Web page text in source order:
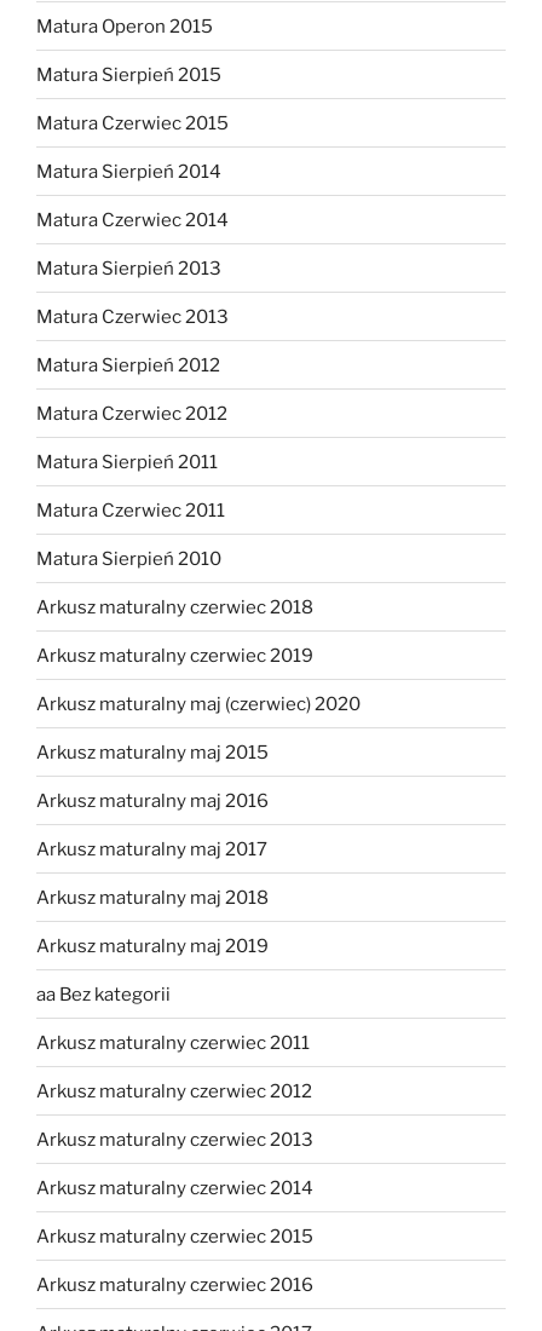
Matura Operon 2015
Matura Sierpień 2015
Matura Czerwiec 2015
Matura Sierpień 2014
Matura Czerwiec 2014
Matura Sierpień 2013
Matura Czerwiec 2013
Matura Sierpień 2012
Matura Czerwiec 2012
Matura Sierpień 2011
Matura Czerwiec 2011
Matura Sierpień 2010
Arkusz maturalny czerwiec 2018
Arkusz maturalny czerwiec 2019
Arkusz maturalny maj (czerwiec) 2020
Arkusz maturalny maj 2015
Arkusz maturalny maj 2016
Arkusz maturalny maj 2017
Arkusz maturalny maj 2018
Arkusz maturalny maj 2019
aa Bez kategorii
Arkusz maturalny czerwiec 2011
Arkusz maturalny czerwiec 2012
Arkusz maturalny czerwiec 2013
Arkusz maturalny czerwiec 2014
Arkusz maturalny czerwiec 2015
Arkusz maturalny czerwiec 2016